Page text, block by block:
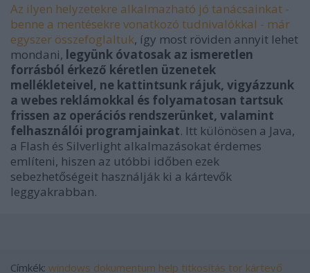
Az ilyen helyzetekre alkalmazható jó tanácsainkat -
benne a mentésekre vonatkozó tudnivalókkal - már
egyszer összefoglaltuk, így most röviden annyit lehet
mondani, legyünk óvatosak az ismeretlen
forrásból érkező kéretlen üzenetek
mellékleteivel, ne kattintsunk rájuk, vigyázzunk
a webes reklámokkal és folyamatosan tartsuk
frissen az operációs rendszerünket, valamint
felhasználói programjainkat. Itt különösen a Java,
a Flash és Silverlight alkalmazásokat érdemes
említeni, hiszen az utóbbi időben ezek
sebezhetőségeit használják ki a kártevők
leggyakrabban.
Címkék: windows dokumentum help titkosítás tor kártevő